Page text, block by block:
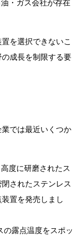
・ガス会社が存在
を選択できないこ
成長を制限する要
では最近いくつか
度に研磨されたス
されたステンレス
置を発売しまし
露点温度をスポッ